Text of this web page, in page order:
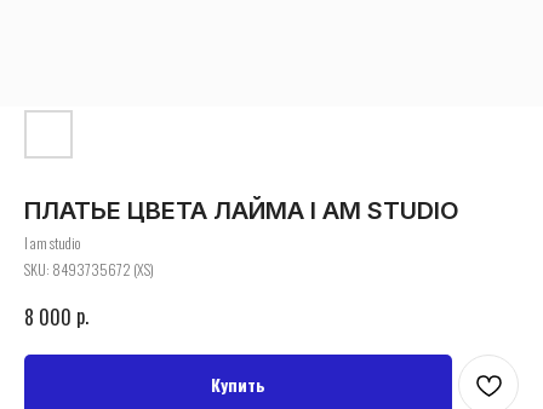
ПЛАТЬЕ ЦВЕТА ЛАЙМА I AM STUDIO
I am studio
SKU: 8493735672 (XS)
8 000 р.
Купить